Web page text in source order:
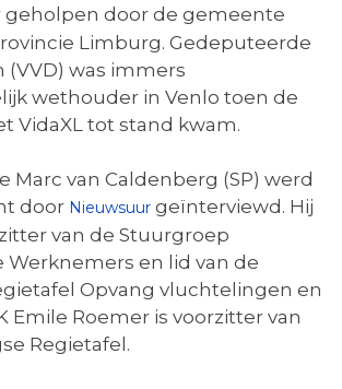
geholpen door de gemeente
Limburg. Gedeputeerde
(VVD) was immers
wethouder in Venlo toen de
VidaXL tot stand kwam.
Marc van Caldenberg (SP) werd
door Nieuwsuur geïnterviewd. Hij
van de Stuurgroep
Werknemers en lid van de
Opvang vluchtelingen en
Emile Roemer is voorzitter van
Regietafel.